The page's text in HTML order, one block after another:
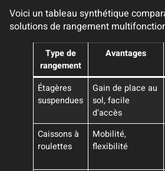
Voici un tableau synthétique
solutions de rangement
Type de
rangement
Avantages
Étagères
suspendues
Gain de place au
sol, facile
d’accès
Caissons à
roulettes
Mobilité,
flexibilité